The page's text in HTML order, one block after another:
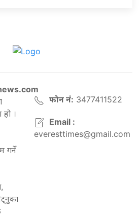
।
गर्ने
फोन नं: 3477411522
Email :
everesttimes@gmail.com